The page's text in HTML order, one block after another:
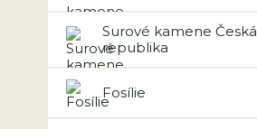
Surové kamene Česká
republika
Fosílie